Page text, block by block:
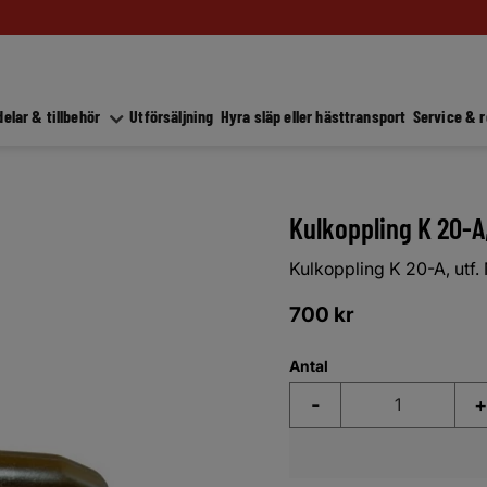
& tillbehör Utförsäljning Hyra släp eller hästtransport Service &
Kulkoppling K 20-
Kulkoppling K 20-A, utf.
700 kr
Antal
+
-